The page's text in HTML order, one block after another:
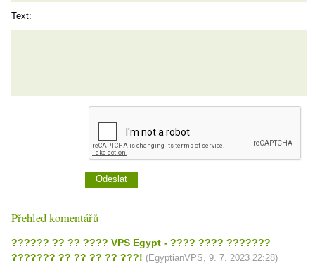
Text:
Přehled komentářů
?????? ?? ?? ???? VPS Egypt - ???? ???? ???????
??????? ?? ?? ?? ?? ???! (EgyptianVPS, 9. 7. 2023 22:28)